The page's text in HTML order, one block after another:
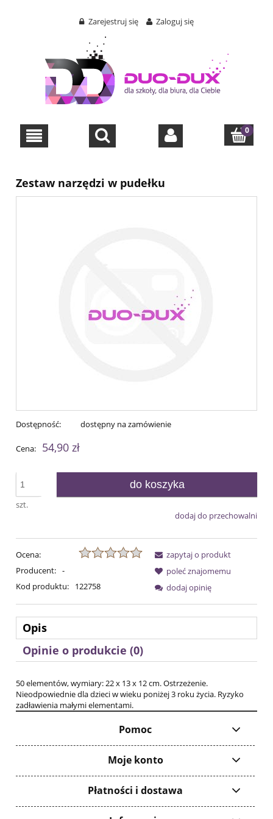
Zarejestruj się Zaloguj się
Zestaw narzędzi w pudełku
Dostępność: dostępny na zamówienie
Cena: 54,90 zł
szt.
do koszyka
dodaj do przechowalni
Ocena:
Producent: -
Kod produktu:
122758
zapytaj o produkt
poleć znajomemu
dodaj opinię
Opis
Opinie o produkcie (0)
50 elementów, wymiary: 22 x 13 x 12 cm. Ostrzeżenie.
Nieodpowiednie dla dzieci w wieku poniżej 3 roku życia. Ryzyko
zadławienia małymi elementami.
Pomoc
Moje konto
Płatności i dostawa